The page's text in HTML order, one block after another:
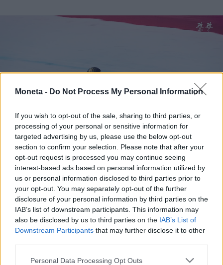
Moneta - Do Not Process My Personal Information
If you wish to opt-out of the sale, sharing to third parties, or
processing of your personal or sensitive information for
targeted advertising by us, please use the below opt-out
section to confirm your selection. Please note that after your
opt-out request is processed you may continue seeing
interest-based ads based on personal information utilized by
us or personal information disclosed to third parties prior to
your opt-out. You may separately opt-out of the further
disclosure of your personal information by third parties on the
IAB’s list of downstream participants. This information may
also be disclosed by us to third parties on the IAB’s List of
Downstream Participants that may further disclose it to other
Personal Data Processing Opt Outs
Per Milano Cortina, il gruppo per la prima volta ha
prodotto integralmente la torcia: in totale ne
sono stati realizzati 3.000 esemplari, di cui 1.500
funzionanti, usati dai tedofori, e 1.500 protocollari,
ovvero impiegati per scopi di rappresentanza. In
tutto, tre anni di lavoro.